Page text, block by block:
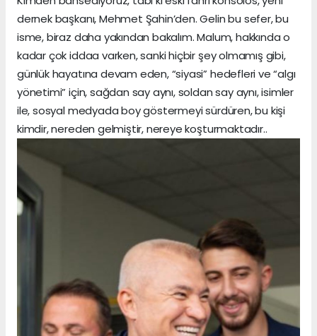
dernek başkanı, Mehmet Şahin’den. Gelin bu sefer, bu
isme, biraz daha yakından bakalım. Malum, hakkında o
kadar çok iddaa varken, sanki hiçbir şey olmamış gibi,
günlük hayatına devam eden, “siyasi” hedefleri ve “algı
yönetimi” için, sağdan say aynı, soldan say aynı, isimler
ile, sosyal medyada boy göstermeyi sürdüren, bu kişi
kimdir, nereden gelmiştir, nereye koşturmaktadır..